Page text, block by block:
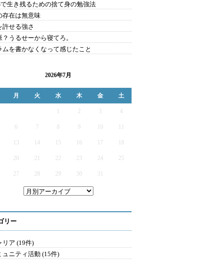
で生き残るための捨て身の勉強法
存在は無意味
許せる強さ
？うるせーから寝てろ。
ムを書かなくなって感じたこと
2026年7月
月 火 水 木 金 土
2 3 4
6 7 9
13 14 15 16 17
20 21 22 23 24 25
27 28 29 30 31
リー
リア (19件)
ュニティ活動 (15件)